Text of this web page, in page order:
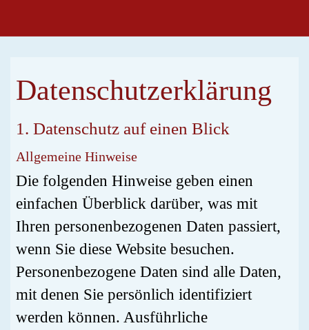
Datenschutz­erklärung
1. Datenschutz auf einen Blick
Allgemeine Hinweise
Die folgenden Hinweise geben einen
einfachen Überblick darüber, was mit
Ihren personenbezogenen Daten passiert,
wenn Sie diese Website besuchen.
Personenbezogene Daten sind alle Daten,
mit denen Sie persönlich identifiziert
werden können. Ausführliche